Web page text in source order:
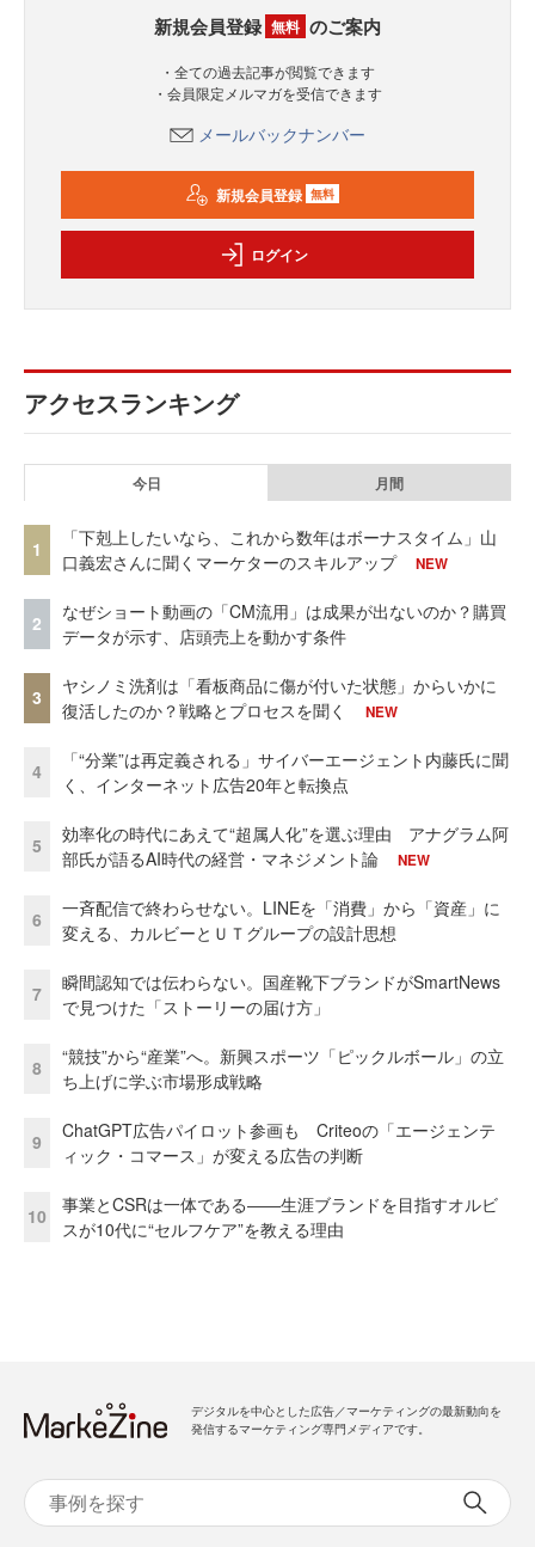
新規会員登録 無料 のご案内
・全ての過去記事が閲覧できます
・会員限定メルマガを受信できます
メールバックナンバー
新規会員登録 無料
ログイン
アクセスランキング
今日 月間
1
「下剋上したいなら、これから数年はボーナスタイム」山
口義宏さんに聞くマーケターのスキルアップ
NEW
2
なぜショート動画の「CM流用」は成果が出ないのか？購買
データが示す、店頭売上を動かす条件
3
ヤシノミ洗剤は「看板商品に傷が付いた状態」からいかに
復活したのか？戦略とプロセスを聞く
NEW
4
「“分業”は再定義される」サイバーエージェント内藤氏に聞
く、インターネット広告20年と転換点
5
効率化の時代にあえて“超属人化”を選ぶ理由 アナグラム阿
部氏が語るAI時代の経営・マネジメント論
NEW
6
一斉配信で終わらせない。LINEを「消費」から「資産」に
変える、カルビーとＵＴグループの設計思想
7
瞬間認知では伝わらない。国産靴下ブランドがSmartNews
で見つけた「ストーリーの届け方」
8
“競技”から“産業”へ。新興スポーツ「ピックルボール」の立
ち上げに学ぶ市場形成戦略
9
ChatGPT広告パイロット参画も Criteoの「エージェンテ
ィック・コマース」が変える広告の判断
10
事業とCSRは一体である――生涯ブランドを目指すオルビ
スが10代に“セルフケア”を教える理由
デジタルを中心とした広告／マーケティングの最新動向を
発信するマーケティング専門メディアです。